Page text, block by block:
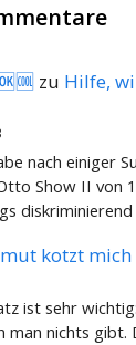
zu Hilfe,
nach einiger
Show II von
kotzt mich
ist sehr
man nichts gibt.